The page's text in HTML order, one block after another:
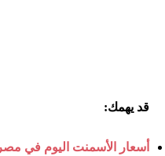
قد يهمك:
أسعار الأسمنت اليوم في مصر